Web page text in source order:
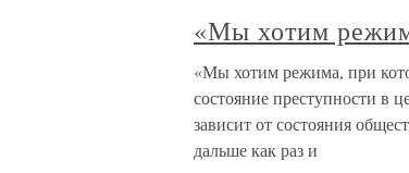
«Мы хотим
«Мы хотим режима, при
состояние преступности в
зависит от состояния
дальше как раз и